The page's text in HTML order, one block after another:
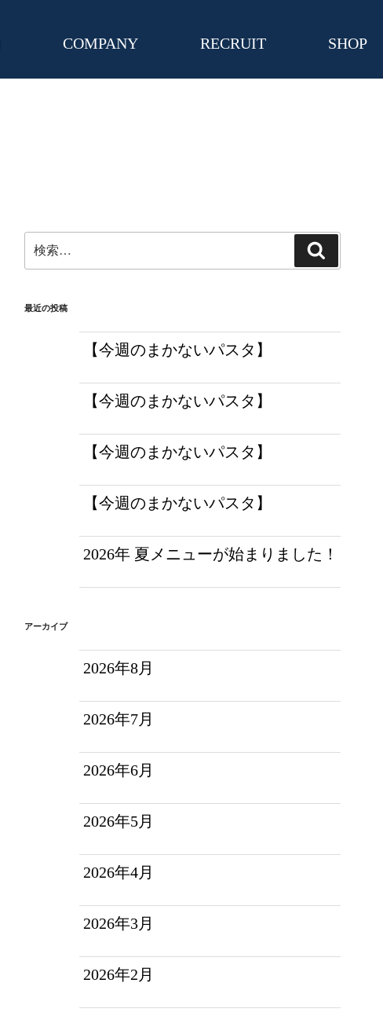
COMPANY RECRUIT SHOP
索:
索
最近の投稿
【今週のまかないパスタ】
【今週のまかないパスタ】
【今週のまかないパスタ】
【今週のまかないパスタ】
2026年 夏メニューが始まりました！
アーカイブ
2026年8月
2026年7月
2026年6月
2026年5月
2026年4月
2026年3月
2026年2月